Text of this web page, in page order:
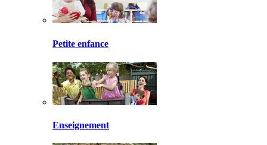
Petite enfance
Enseignement